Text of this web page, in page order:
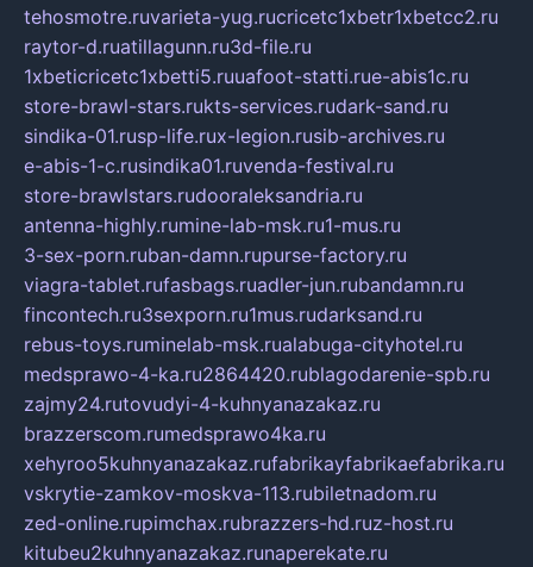
tehosmotre.ruvarieta-yug.rucricetc1xbetr1xbetcc2.ru
raytor-d.ruatillagunn.ru3d-file.ru
1xbeticricetc1xbetti5.ruuafoot-statti.rue-abis1c.ru
store-brawl-stars.rukts-services.rudark-sand.ru
sindika-01.rusp-life.rux-legion.rusib-archives.ru
e-abis-1-c.rusindika01.ruvenda-festival.ru
store-brawlstars.rudooraleksandria.ru
antenna-highly.rumine-lab-msk.ru1-mus.ru
3-sex-porn.ruban-damn.rupurse-factory.ru
viagra-tablet.rufasbags.ruadler-jun.rubandamn.ru
fincontech.ru3sexporn.ru1mus.rudarksand.ru
rebus-toys.ruminelab-msk.rualabuga-cityhotel.ru
medsprawo-4-ka.ru2864420.rublagodarenie-spb.ru
zajmy24.rutovudyi-4-kuhnyanazakaz.ru
brazzerscom.rumedsprawo4ka.ru
xehyroo5kuhnyanazakaz.rufabrikayfabrikaefabrika.ru
vskrytie-zamkov-moskva-113.rubiletnadom.ru
zed-online.rupimchax.rubrazzers-hd.ruz-host.ru
kitubeu2kuhnyanazakaz.runaperekate.ru